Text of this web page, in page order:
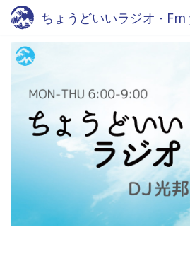
ちょうどいいラジオ -